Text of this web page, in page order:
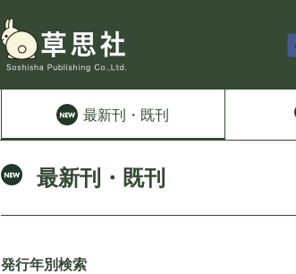
最新刊 ・既刊
最新刊・既刊
発行年別検索